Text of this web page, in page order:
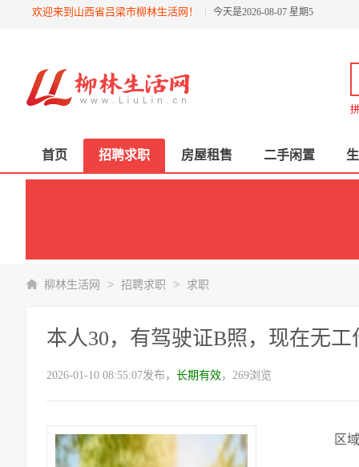
欢迎来到山西省吕梁市柳林生活网！ 今天是2026-08-07 星期5
首页 招聘求职 房屋租售 二手闲置
柳林生活网 > 招聘求职 > 求职
本人30，有驾驶证B照，现在无
2026-01-10 08:55:07发布， 长期有效，269浏览
区